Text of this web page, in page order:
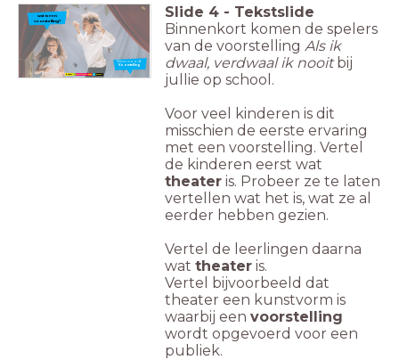
wat is een
voorstelling?
Nieuw woord:
Voorstelling
Slide 4 - Tekstslide
Binnenkort komen de spelers
van de voorstelling Als ik
dwaal, verdwaal ik nooit bij
jullie op school.
Voor veel kinderen is dit
misschien de eerste ervaring
met een voorstelling. Vertel
de kinderen eerst wat
theater is. Probeer ze te laten
vertellen wat het is, wat ze al
eerder hebben gezien.
Vertel de leerlingen daarna
wat theater is.
Vertel bijvoorbeeld dat
theater een kunstvorm is
waarbij een voorstelling
wordt opgevoerd voor een
publiek.